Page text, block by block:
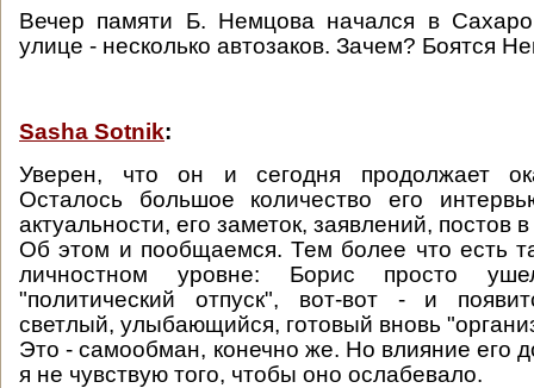
Вечер памяти Б. Немцова начался в
улице - несколько автозаков. Зачем? Боятся
Sasha Sotnik:
Уверен, что он и сегодня продолжает
Осталось большое количество его
актуальности, его заметок, заявлений, постов
Об этом и пообщаемся. Тем более что есть
личностном уровне: Борис просто
"политический отпуск", вот-вот - и
светлый, улыбающийся, готовый вновь
Это - самообман, конечно же. Но влияние его
я не чувствую того, чтобы оно ослабевало.